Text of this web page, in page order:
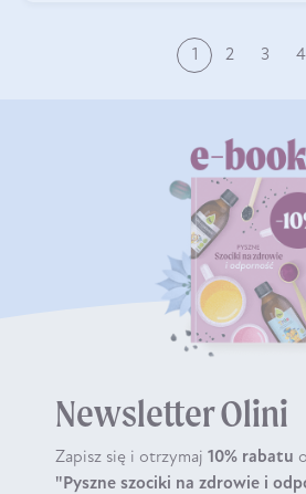
1 2 3 4
Newsletter Olini
Zapisz się i otrzymaj 10% rabatu
"Pyszne szociki na zdrowie i